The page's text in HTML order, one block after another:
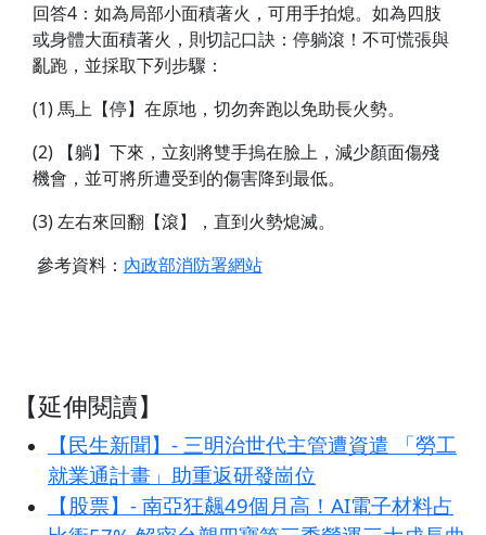
回答4：如為局部小面積著火，可用手拍熄。如為四肢
或身體大面積著火，則切記口訣：停躺滾！不可慌張與
亂跑，並採取下列步驟：
(1) 馬上【停】在原地，切勿奔跑以免助長火勢。
(2) 【躺】下來，立刻將雙手摀在臉上，減少顏面傷殘
機會，並可將所遭受到的傷害降到最低。
(3) 左右來回翻【滾】，直到火勢熄滅。
參考資料： 內政部消防署網站
【延伸閱讀】
【民生新聞】- 三明治世代主管遭資遣 「勞工
就業通計畫」助重返研發崗位
【股票】- 南亞狂飆49個月高！AI電子材料占